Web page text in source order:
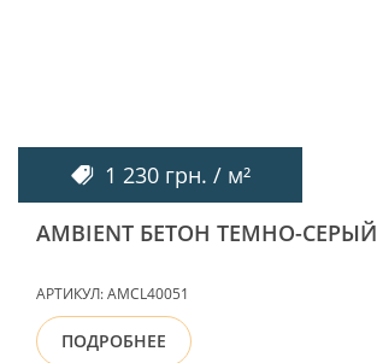
1 230 грн. / м²
AMBIENT БЕТОН ТЕМНО-СЕРЫЙ
АРТИКУЛ:AMCL40051
ПОДРОБНЕЕ